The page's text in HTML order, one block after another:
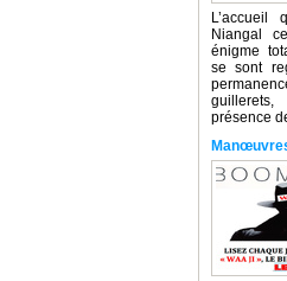
Niangal
énigme
se sont
présence